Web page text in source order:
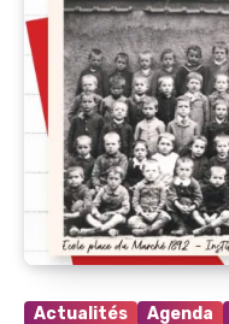
Actualités Agenda